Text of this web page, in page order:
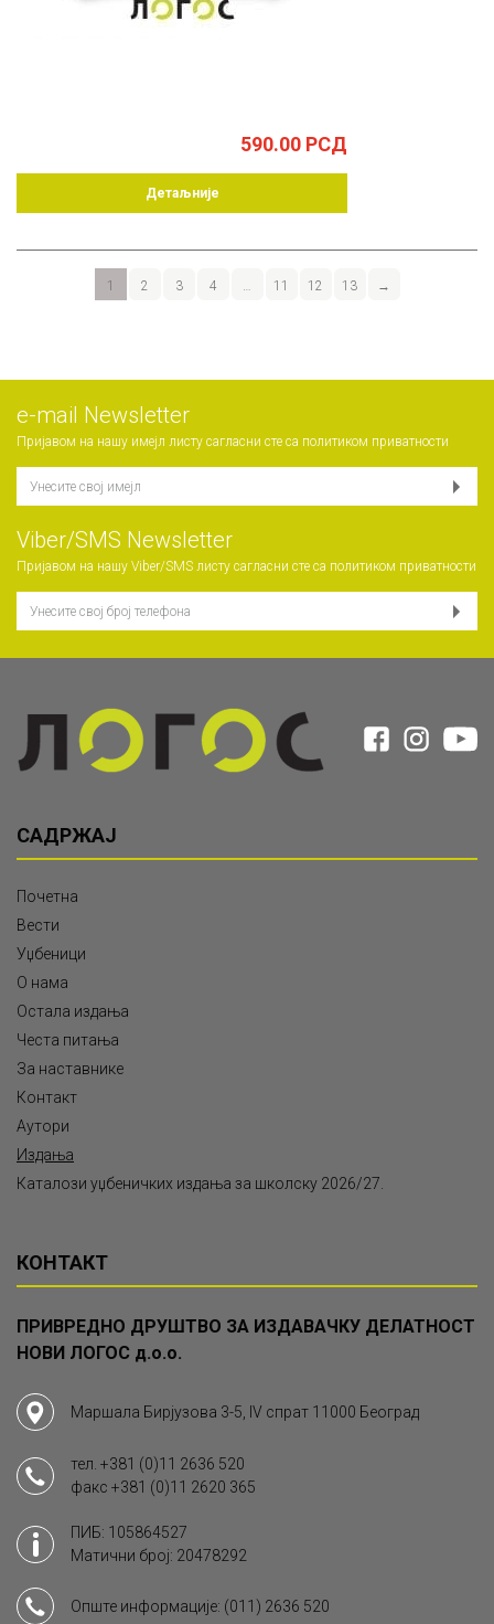
590.00 РСД
Детаљније
1 2 3 4 11 12 13 →
е-mail Newsletter
Пријавом на нашу имејл листу сагласни сте са политиком приватности
Viber/SMS Newsletter
Пријавом на нашу Viber/SMS листу сагласни сте са политиком приватности
САДРЖАЈ
Почетна
Вести
Уџбеници
О нама
Остала издања
Честа питања
За наставнике
Контакт
Аутори
Издања
Каталози уџбеничких издања за школску 2026/27.
КОНТАКТ
ПРИВРЕДНО ДРУШТВО ЗА ИЗДАВАЧКУ ДЕЛАТНОСТ
НОВИ ЛОГОС д.о.о.
Маршала Бирјузова 3-5, IV спрат 11000 Београд
тел. +381 (0)11 2636 520
факс +381 (0)11 2620 365
ПИБ: 105864527
Матични број: 20478292
Опште информације: (011) 2636 520